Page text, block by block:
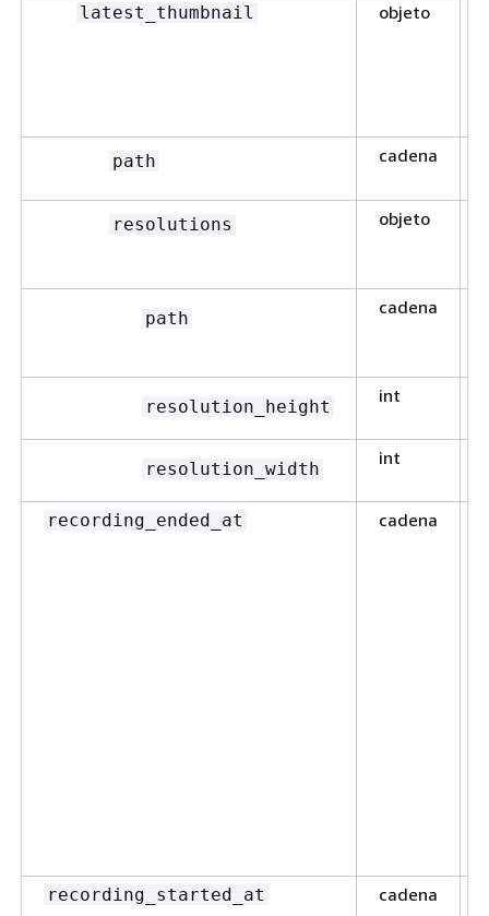
latest_thumbnail objeto
path cadena
resolutions objeto
path
cadena
resolution_height
int
resolution_width
int
recording_ended_at cadena
recording_started_at cadena